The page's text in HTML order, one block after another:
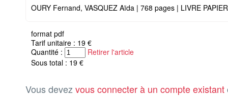
OURY Fernand, VASQUEZ Aïda | 768 pages | LIVRE
format pdf
Tarif unitaire : 19 €
Quantité :
Retirer l'article
Sous total : 19 €
Vous devez vous connecter à un compte existant